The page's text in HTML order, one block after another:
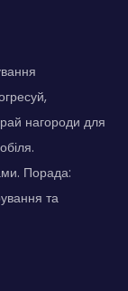
нагороди для
Порада:
та